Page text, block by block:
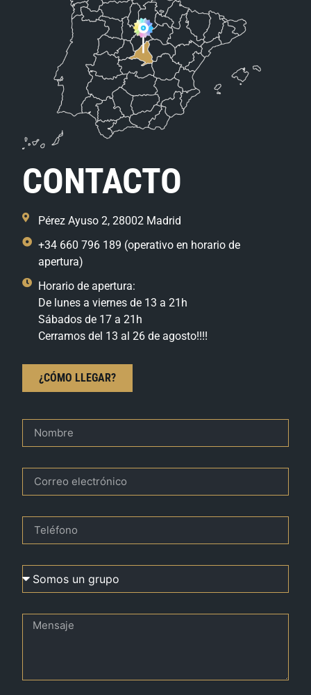
CONTACTO
Pérez Ayuso 2, 28002 Madrid
+34 660 796 189 (operativo en horario de
apertura)
Horario de apertura:
De lunes a viernes de 13 a 21h
Sábados de 17 a 21h
Cerramos del 13 al 26 de agosto!!!!
¿CÓMO LLEGAR?